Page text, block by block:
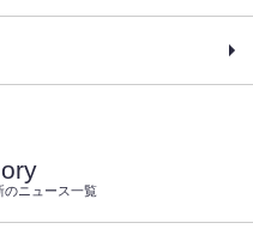
のニュース一覧